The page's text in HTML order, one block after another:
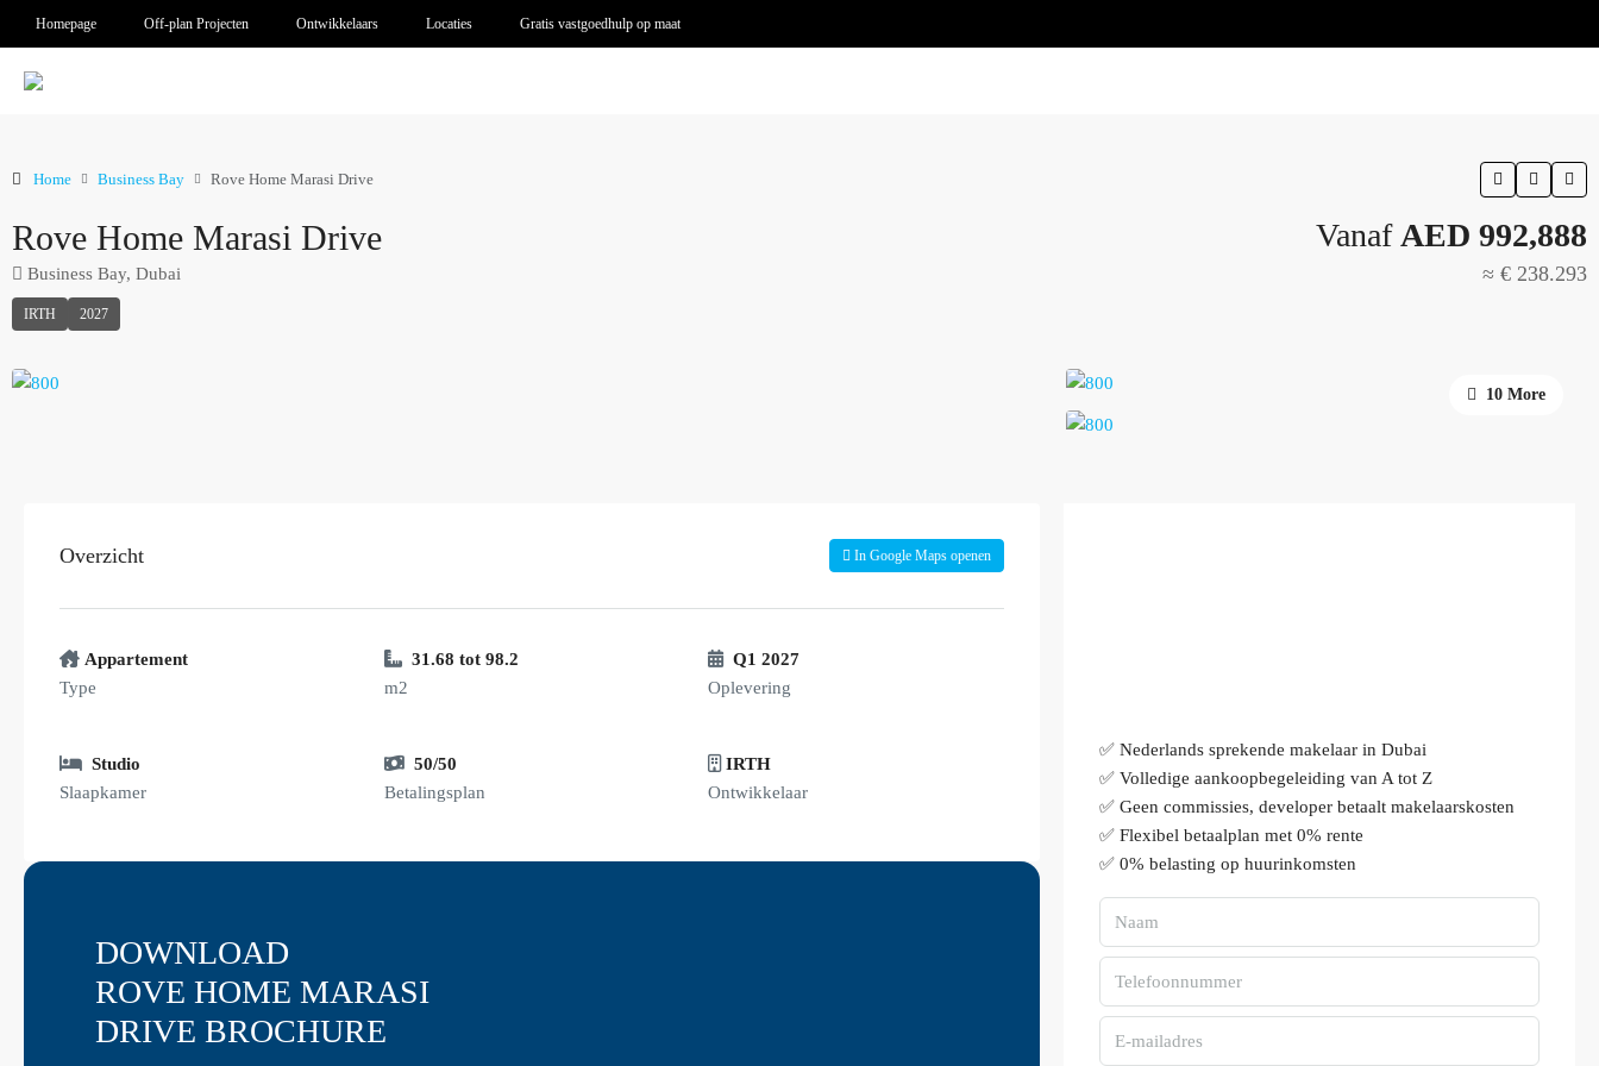
Homepage Off-plan Projecten Ontwikkelaars Locaties Gratis vastgoedhulp op maat
Home Business Bay Rove Home Marasi Drive
Rove Home Marasi Drive
Business Bay, Dubai
IRTH 2027
Vanaf AED 992,888
≈ € 238.293
10 More
Overzicht In Google Maps openen
Appartement
Type
31.68 tot 98.2
m2
Q1 2027
Oplevering
Studio
Slaapkamer
50/50
Betalingsplan
IRTH
Ontwikkelaar
DOWNLOAD
ROVE HOME MARASI
DRIVE BROCHURE
✅ Nederlands sprekende makelaar in Dubai
✅ Volledige aankoopbegeleiding van A tot Z
✅ Geen commissies, developer betaalt makelaarskosten
✅ Flexibel betaalplan met 0% rente
✅ 0% belasting op huurinkomsten